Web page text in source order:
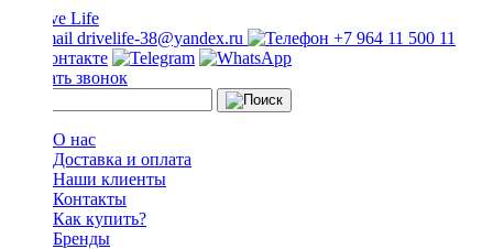
drivelife-38@yandex.ru +7 964 11 500 11
Заказать звонок
О нас
Доставка и оплата
Наши клиенты
Контакты
Как купить?
Бренды